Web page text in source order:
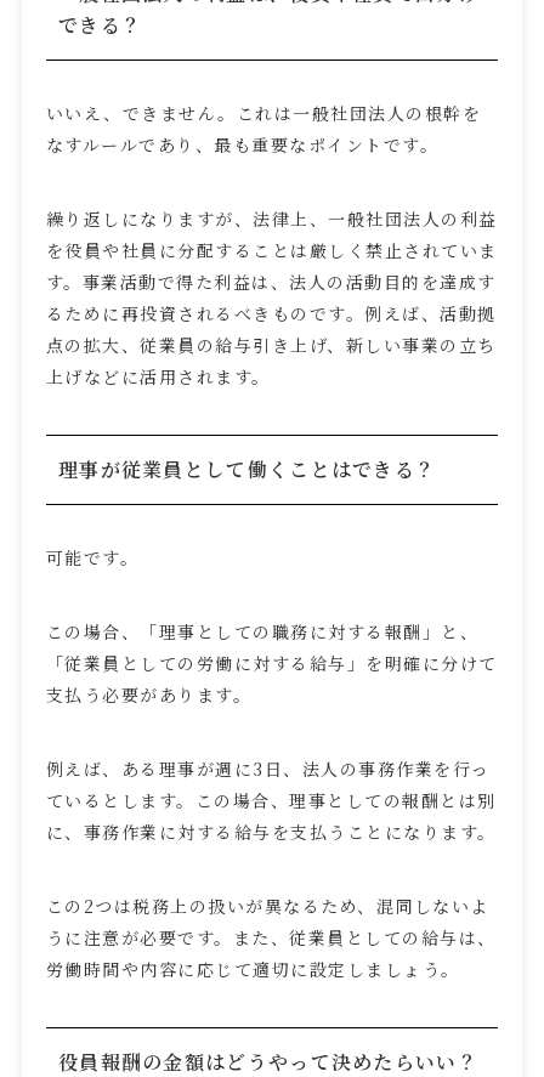
できる？
いいえ、できません。これは一般社団法人の根幹を
なすルールであり、最も重要なポイントです。
繰り返しになりますが、法律上、一般社団法人の利益
を役員や社員に分配することは厳しく禁止されていま
す。事業活動で得た利益は、法人の活動目的を達成す
るために再投資されるべきものです。例えば、活動拠
点の拡大、従業員の給与引き上げ、新しい事業の立ち
上げなどに活用されます。
理事が従業員として働くことはできる？
可能です。
この場合、「理事としての職務に対する報酬」と、
「従業員としての労働に対する給与」を明確に分けて
支払う必要があります。
例えば、ある理事が週に3 日、法人の事務作業を行っ
ているとします。この場合、理事としての報酬とは別
に、事務作業に対する給与を支払うことになります。
この 2つは税務上の扱いが異なるため、混同しないよ
うに注意が必要です。また、従業員としての給与は、
労働時間や内容に応じて適切に設定しましょう。
役員報酬の金額はどうやって決めたらいい？